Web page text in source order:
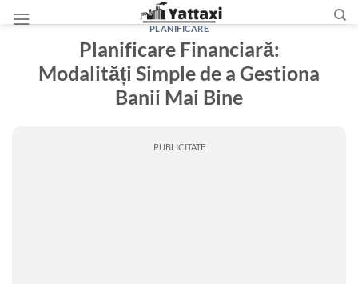
PLANIFICARE
Planificare Financiară:
Modalități Simple de a Gestiona
Banii Mai Bine
PUBLICITATE